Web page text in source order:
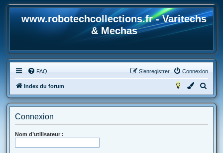
www.robotechcollections.fr - Varitechs
& Mechas
FAQ Connexion
S’enregistrer
Index du forum
e
Connexion
Nom d’utilisateur :